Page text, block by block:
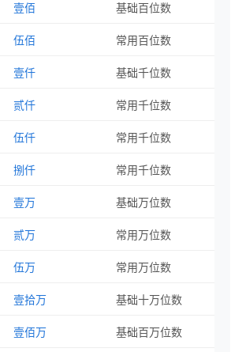
壹佰 基础百位数
伍佰 常用百位数
壹仟 基础千位数
贰仟 常用千位数
伍仟 常用千位数
捌仟 常用千位数
壹万 基础万位数
贰万 常用万位数
伍万 常用万位数
壹拾万 基础十万位数
壹佰万 基础百万位数